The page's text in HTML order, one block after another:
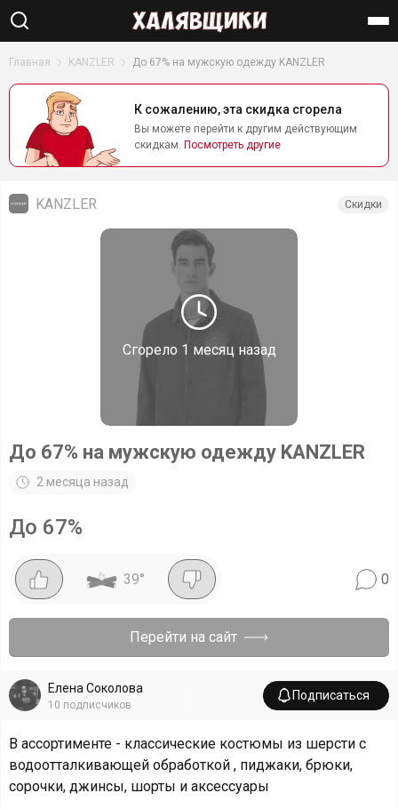
Главная KANZLER До 67% на мужскую одежду KANZLER
К сожалению, эта скидка сгорела
Вы можете перейти к другим действующим
скидкам. Посмотреть другие
Сгорело 1 месяц назад
KANZLER Скидки
До 67% на мужскую одежду KANZLER
2 месяца назад
До 67%
39° 0
Перейти на сайт
Елена Соколова
10 подписчиков
Подписаться
В ассортименте - классические костюмы из шерсти с
водоотталкивающей обработкой , пиджаки, брюки,
сорочки, джинсы, шорты и аксессуары